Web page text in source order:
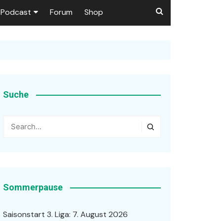
Podcast Forum Shop
Suche
Sommerpause
Saisonstart 3. Liga: 7. August 2026